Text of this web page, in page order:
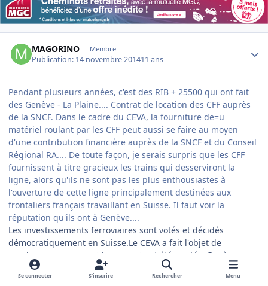
MAGORINO Membre
Publication: 14 novembre 201411 ans
Pendant plusieurs années, c'est des RIB + 25500 qui ont fait
des Genève - La Plaine.... Contrat de location des CFF auprès
de la SNCF. Dans le cadre du CEVA, la fourniture de=u
matériel roulant par les CFF peut aussi se faire au moyen
d'une contribution financière auprès de la SNCF et du Conseil
Régional RA.... De toute façon, je serais surpris que les CFF
fournissent à titre gracieux les trains qui desserviront la
ligne, alors qu'ils ne sont pas les plus enthousiastes à
l'ouverture de cette ligne principalement destinées aux
frontaliers français travaillant en Suisse. Il faut voir la
réputation qu'ils ont à Genève....
Les investissements ferroviaires sont votés et décidés
démocratiquement en Suisse.Le CEVA a fait l'objet de
nombreux recours juridiques qui ont été rejetés .Genève a
une politique active dans le développement des transports
collectifs Les investissements en coopération avec la région
Se connecter S’inscrire Rechercher Menu